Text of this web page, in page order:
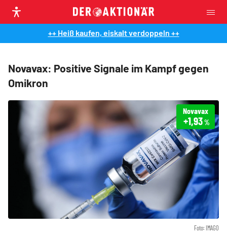
++ Heiß kaufen, eiskalt verdoppeln ++
Novavax: Positive Signale im Kampf gegen
Omikron
Foto: IMAGO
Novavax
+1,93%